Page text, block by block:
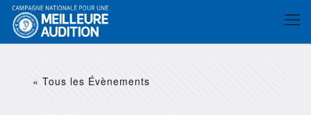
« Tous les Évènements